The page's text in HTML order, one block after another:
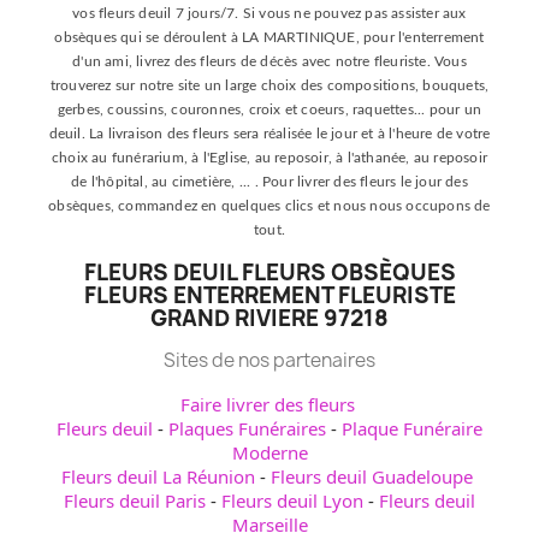
vos fleurs deuil 7 jours/7. Si vous ne pouvez pas assister aux
obsèques qui se déroulent à LA MARTINIQUE, pour l'enterrement
d'un ami, livrez des fleurs de décès avec notre fleuriste. Vous
trouverez sur notre site un large choix des compositions, bouquets,
gerbes, coussins, couronnes, croix et coeurs, raquettes... pour un
deuil. La livraison des fleurs sera réalisée le jour et à l'heure de votre
choix au funérarium, à l'Eglise, au reposoir, à l'athanée, au reposoir
de l'hôpital, au cimetière, ... . Pour livrer des fleurs le jour des
obsèques, commandez en quelques clics et nous nous occupons de
tout.
FLEURS DEUIL FLEURS OBSÈQUES
FLEURS ENTERREMENT FLEURISTE
GRAND RIVIERE 97218
Sites de nos partenaires
Faire livrer des fleurs
Fleurs deuil - Plaques Funéraires - Plaque Funéraire
Moderne
Fleurs deuil La Réunion - Fleurs deuil Guadeloupe
Fleurs deuil Paris - Fleurs deuil Lyon - Fleurs deuil
Marseille